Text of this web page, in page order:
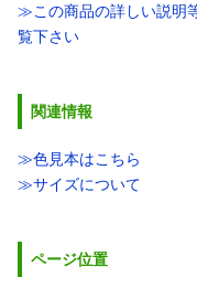
≫この商品の詳しい説明
覧下さい
関連情報
≫色見本はこちら
≫サイズについて
ページ位置